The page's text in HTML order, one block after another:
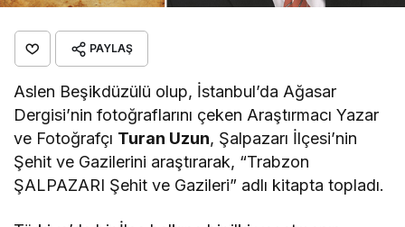
PAYLAŞ
Aslen Beşikdüzülü olup, İstanbul’da Ağasar
Dergisi’nin fotoğraflarını çeken Araştırmacı Yazar
ve Fotoğrafçı Turan Uzun, Şalpazarı İlçesi’nin
Şehit ve Gazilerini araştırarak, “Trabzon
ŞALPAZARI Şehit ve Gazileri” adlı kitapta topladı.